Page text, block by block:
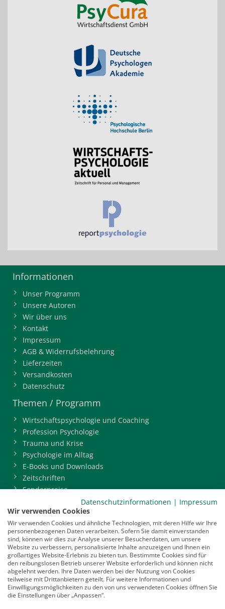
Informationen
Unser Programm
Unsere Autoren
Wir über uns
Kontakt
Impressum
AGB & Widerrufsbelehrung
Lieferzeiten
Versandkosten
Datenschutz
Themen / Programm
Wirtschaftspsychologie und Coaching
Profession Psychologie
Trauma und Krise
Psychologie im Alltag
E-Books und Downloads
Zeitschriften
Sonderpreise
BDP-Mitgliederbereich
Service
Newsletter
Mediadaten
Infocenter
Veranstaltungen
Nachrichten
Abo kündigen
Datenschutzinformationen | Impressum
Wir verwenden Cookies
Wir verwenden Cookies und ähnliche Technologien, mit deren Hilfe wir Ihre
personenbezogenen Daten verarbeiten. Sofern Sie damit einverstanden
sind, können wir dies zur Analyse unserer Besucherdaten, um unsere
Website zu verbessern, personalisierte Inhalte anzuzeigen und Ihnen ein
großartiges Website-Erlebnis zu bieten tun. Bestimmte Cookies sind für
den reibungslosen Betrieb unserer Website erforderlich und können nicht
abgelehnt werden. Ihre Daten werden bei der Nutzung von Cookies
teilweise mit Drittanbietern geteilt. Für weitere Informationen und
Einwilligungsmöglichkeiten zu den von uns verwendeten Cookies öffnen Sie
die Einstellungen über „Anpassen“.